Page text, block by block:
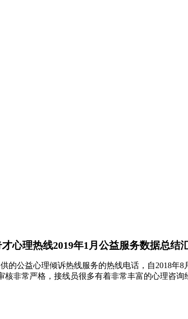
心理热线2019年1月公益服务数据总结
公益心理倾诉热线服务的热线电话，自2018年8
非常严格，接线员很多有着非常丰富的心理咨询